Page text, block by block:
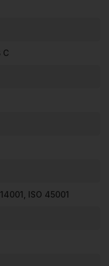
C
ISO 45001